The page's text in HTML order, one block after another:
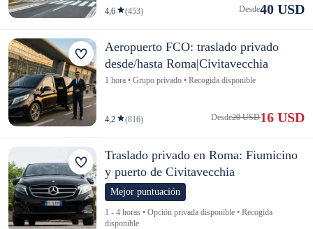
4,6 (453) Desde40 USD
Aeropuerto FCO: traslado privado
desde/hasta Roma|Civitavecchia
1 hora • Grupo privado • Recogida disponible
4,2 (816) Desde20 USD16 USD
Traslado privado en Roma: Fiumicino
y puerto de Civitavecchia
Mejor puntuación
1 - 4 horas • Opción privada disponible • Recogida
disponible